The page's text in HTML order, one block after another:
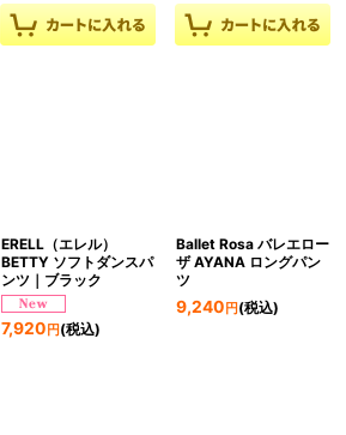
ERELL（エレル）
BETTY ソフトダンスパ
ンツ｜ブラック
7,920 円(税込)
Ballet Rosa バレエロー
ザ AYANA ロングパン
ツ
9,240 円(税込)